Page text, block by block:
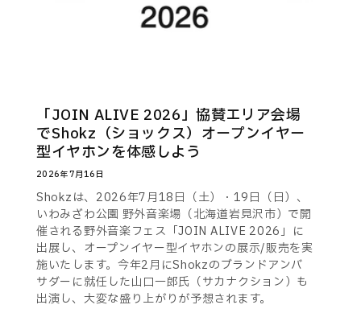
「JOIN ALIVE 2026」協賛エリア会場
でShokz（ショックス）オープンイヤー
型イヤホンを体感しよう
2026年7月16日
Shokzは、2026年7月18日（土）・19日（日）、
いわみざわ公園 野外音楽場（北海道岩見沢市）で開
催される野外音楽フェス「JOIN ALIVE 2026」に
出展し、オープンイヤー型イヤホンの展示/販売を実
施いたします。今年2月にShokzのブランドアンバ
サダーに就任した山口一郎氏（サカナクション）も
出演し、大変な盛り上がりが予想されます。